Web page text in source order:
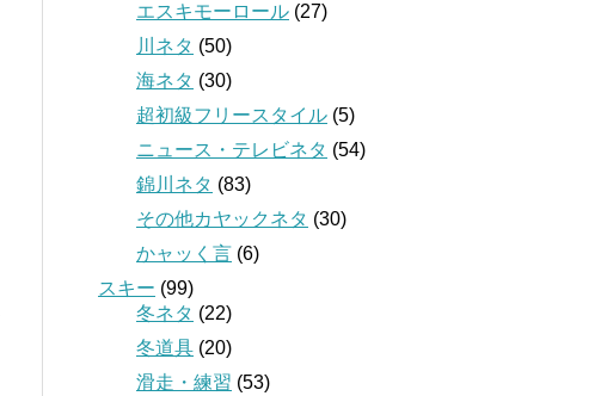
エスキモーロール (27)
川ネタ (50)
海ネタ (30)
超初級フリースタイル (5)
ニュース・テレビネタ (54)
錦川ネタ (83)
その他カヤックネタ (30)
かャッく言 (6)
スキー (99)
冬ネタ (22)
冬道具 (20)
滑走・練習 (53)